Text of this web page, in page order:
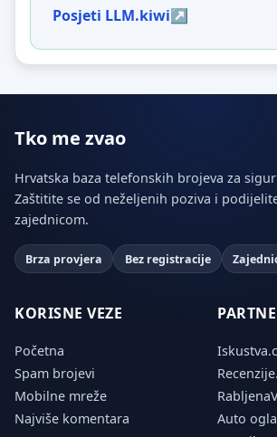
Posjeti LLM.kiwi
Tko me zvao
Hrvatska baza telefonskih brojeva za
Zaštitite se od neželjenih poziva i
zajednicom.
Brza provjera Bez registracije
KORISNE VEZE
Početna
Spam brojevi
Mobilne mreže
Najviše komentara
Auto